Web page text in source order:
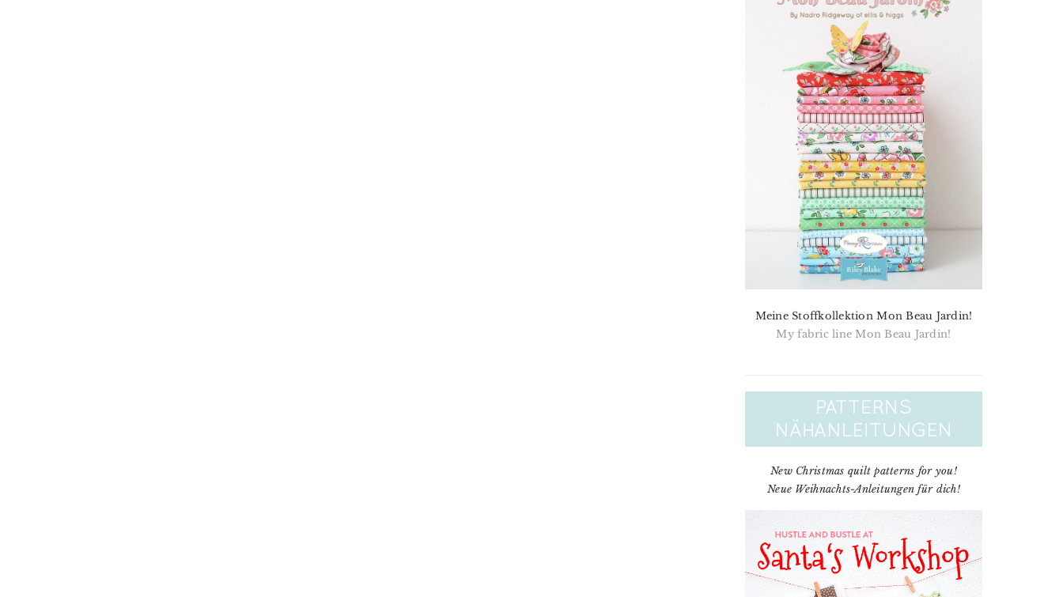
Meine Stoffkollektion Mon Beau Jardin!
My fabric line Mon Beau Jardin!
New Christmas quilt patterns for you!
Neue Weihnachts-Anleitungen für dich!